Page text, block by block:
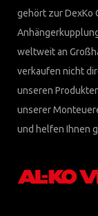
gehört zur DexKo
weltweit an
verkaufen nicht
unseren
unserer
und helfen Ihnen